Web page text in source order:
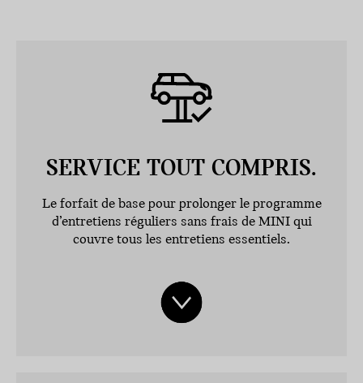
SERVICE TOUT COMPRIS.
Le forfait de base pour prolonger le programme
d’entretiens réguliers sans frais de MINI qui
couvre tous les entretiens essentiels.